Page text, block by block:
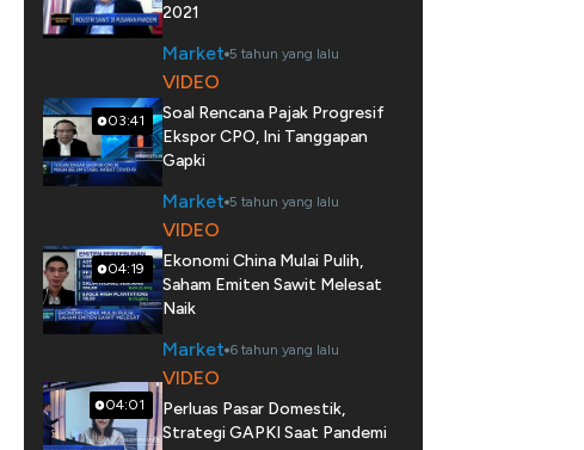
2021
Market 5 tahun yang lalu
03:41
VIDEO
Soal Rencana Pajak Progresif
Ekspor CPO, Ini Tanggapan
Gapki
Market 5 tahun yang lalu
04:19
VIDEO
Ekonomi China Mulai Pulih,
Saham Emiten Sawit Melesat
Naik
Market 6 tahun yang lalu
04:01
VIDEO
Perluas Pasar Domestik,
Strategi GAPKI Saat Pandemi